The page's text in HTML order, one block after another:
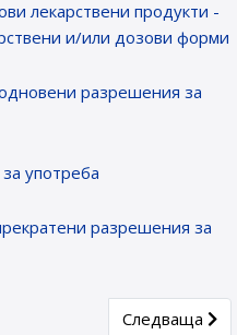
лекарствени продукти -
и/или дозови форми
разрешения за
употреба
разрешения за
лекарствениNext article:
Следваща